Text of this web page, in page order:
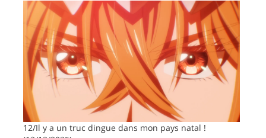
12/Il y a un truc dingue dans mon pays natal !